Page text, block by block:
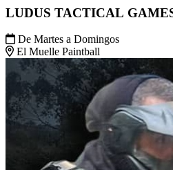
De Martes a Domingos
El Muelle Paintball